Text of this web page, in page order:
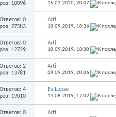
10096
15.07.2020, 20:07
Ответов: 0
27583
Arti
10.09.2019, 18:36
Ответов: 0
12729
Arti
10.09.2019, 18:30
Ответов: 2
13781
Arti
09.09.2019, 20:06
Ответов: 4
19010
Eu Lupae
14.08.2019, 17:02
Ответов: 0
Arti